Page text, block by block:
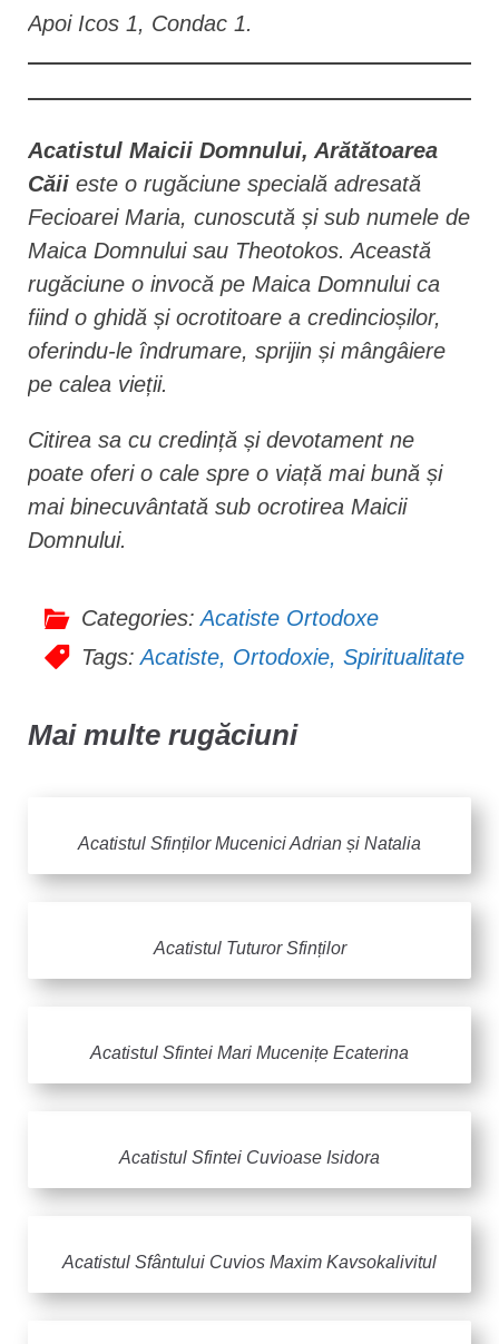
Apoi Icos 1, Condac 1.
Acatistul Maicii Domnului, Arătătoarea
Căii este o rugăciune specială adresată
Fecioarei Maria, cunoscută și sub numele de
Maica Domnului sau Theotokos. Această
rugăciune o invocă pe Maica Domnului ca
fiind o ghidă și ocrotitoare a credincioșilor,
oferindu-le îndrumare, sprijin și mângâiere
pe calea vieții.
Citirea sa cu credință și devotament ne
poate oferi o cale spre o viață mai bună și
mai binecuvântată sub ocrotirea Maicii
Domnului.
Categories:Acatiste Ortodoxe
Tags:Acatiste, Ortodoxie, Spiritualitate
Mai multe rugăciuni
Acatistul Sfinților Mucenici Adrian și Natalia
Acatistul Tuturor Sfinților
Acatistul Sfintei Mari Mucenițe Ecaterina
Acatistul Sfintei Cuvioase Isidora
Acatistul Sfântului Cuvios Maxim Kavsokalivitul